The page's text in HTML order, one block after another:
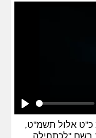
Play
כ"ט אלול תשמ"ט,
בשם "לכתחילה